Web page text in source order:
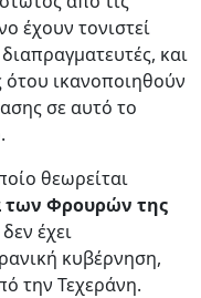
έχουν τονιστεί
και
ικανοποιηθούν
σε αυτό το
θεωρείται
Φρουρών της
δεν έχει
κυβέρνηση,
την Τεχεράνη.